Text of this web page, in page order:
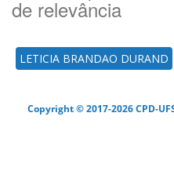
de relevância
LETICIA BRANDAO DURAND
Copyright © 2017-2026 CPD-